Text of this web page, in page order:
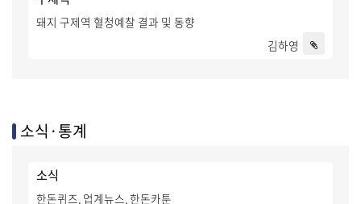
돼지 구제역 혈청예찰 결과 및 동향
김하영
소식·통계
소식
한돈퀴즈, 업계뉴스, 한돈카툰